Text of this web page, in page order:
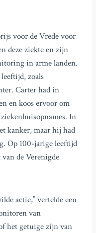
voor de Vrede voor
deze ziekte en zijn
in arme landen.
zoals
Carter had in
en koos ervoor om
In
kanker, maar hij had
Op 100-jarige leeftijd
de Verenigde
actie,” vertelde een
van
het getuige zijn van